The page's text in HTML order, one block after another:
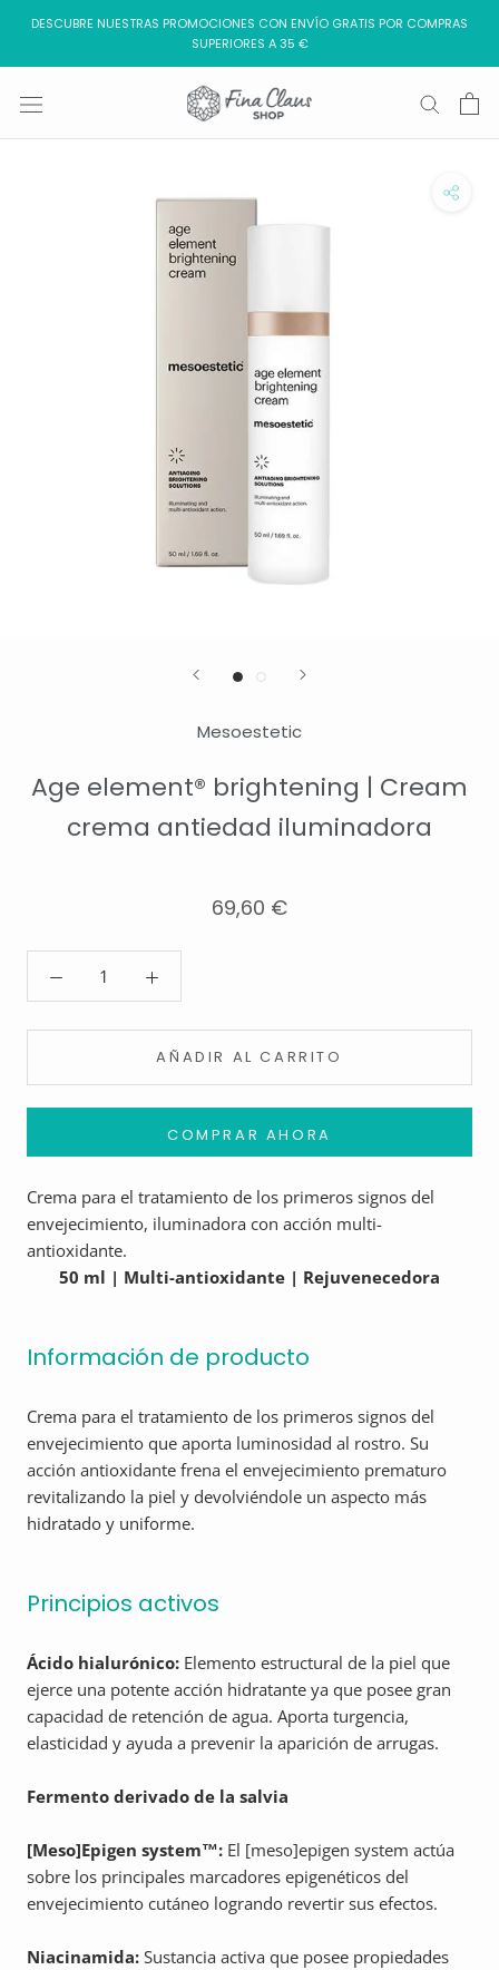
contenido
DESCUBRE NUESTRAS PROMOCIONES CON ENVÍO GRATIS POR COMPRAS
SUPERIORES A 35 €
Mesoestetic
Age element® brightening | Cream
crema antiedad iluminadora
69,60 €
AÑADIR AL CARRITO
COMPRAR AHORA
Crema para el tratamiento de los primeros signos del
envejecimiento, iluminadora con acción multi-
antioxidante.
50 ml | Multi-antioxidante | Rejuvenecedora
Información de producto
Crema para el tratamiento de los primeros signos del
envejecimiento que aporta luminosidad al rostro. Su
acción antioxidante frena el envejecimiento prematuro
revitalizando la piel y devolviéndole un aspecto más
hidratado y uniforme.
Principios activos
Ácido hialurónico: Elemento estructural de la piel que
ejerce una potente acción hidratante ya que posee gran
capacidad de retención de agua. Aporta turgencia,
elasticidad y ayuda a prevenir la aparición de arrugas.
Fermento derivado de la salvia
[Meso]Epigen system™: El [meso]epigen system actúa
sobre los principales marcadores epigenéticos del
envejecimiento cutáneo logrando revertir sus efectos.
Niacinamida: Sustancia activa que posee propiedades